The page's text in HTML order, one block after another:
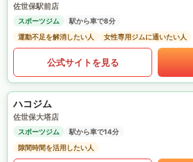
佐世保駅前店
スポーツジム
駅から車で8分
運動不足を解消したい人
女性専用ジムに通いたい人
公式サイトを見る
ハコジム
佐世保大塔店
スポーツジム
駅から車で14分
隙間時間を活用したい人